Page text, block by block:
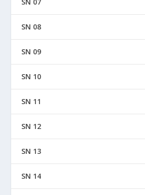
SN 08
SN 09
SN 10
SN 11
SN 12
SN 13
SN 14